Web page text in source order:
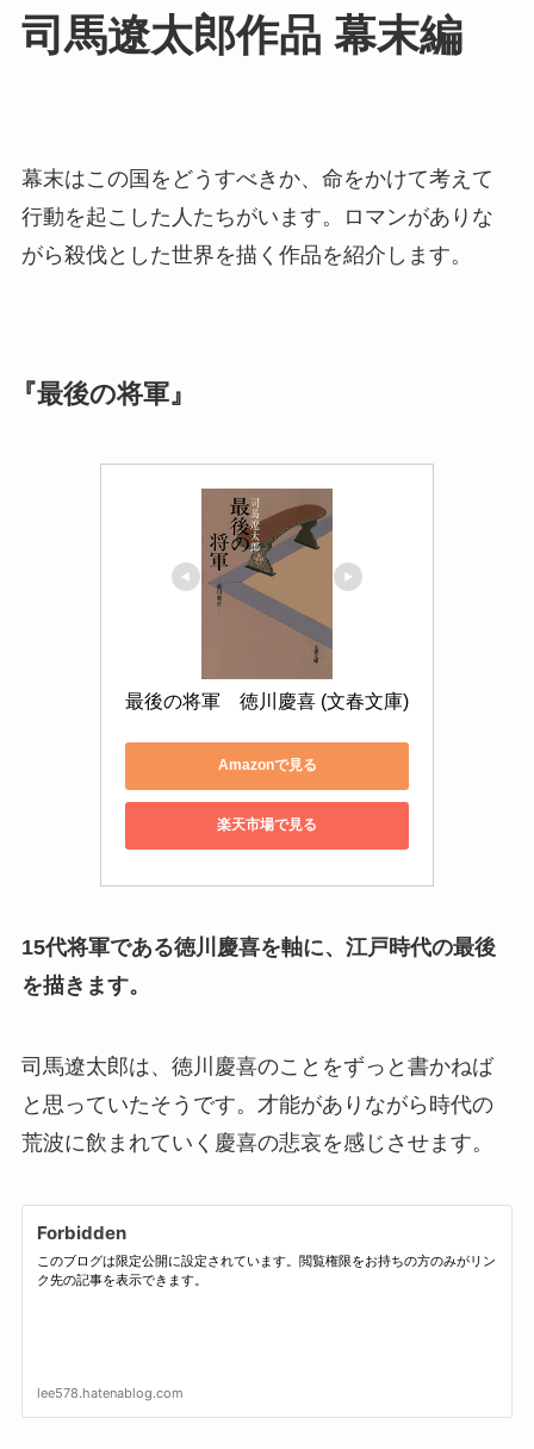
司馬遼太郎作品 幕末編
幕末はこの国をどうすべきか、命をかけて考えて
行動を起こした人たちがいます。ロマンがありな
がら殺伐とした世界を描く作品を紹介します。
『最後の将軍』
最後の将軍　徳川慶喜 (文春文庫)
Amazonで見る
楽天市場で見る
15代将軍である徳川慶喜を軸に、江戸時代の最後
を描きます。
司馬遼太郎は、徳川慶喜のことをずっと書かねば
と思っていたそうです。才能がありながら時代の
荒波に飲まれていく慶喜の悲哀を感じさせます。